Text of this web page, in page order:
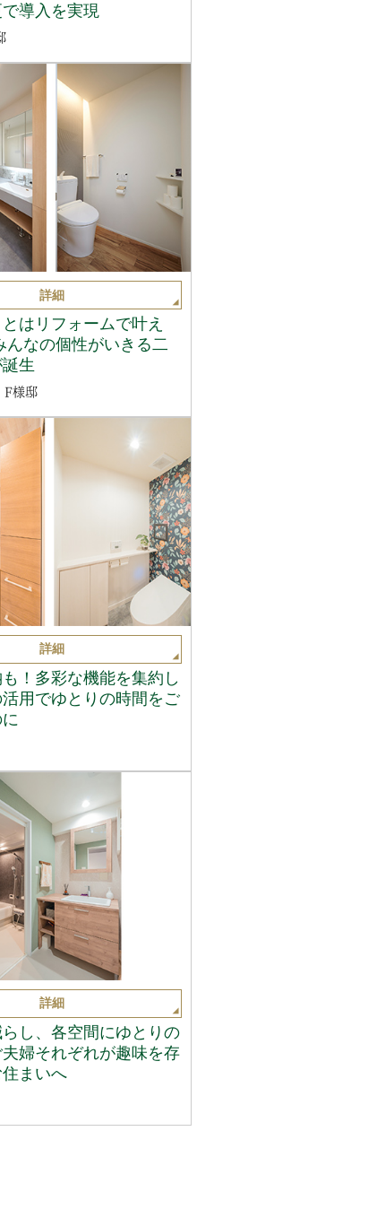
導入を実現
詳細
はリフォームで叶え
んなの個性がいきる二
生
F様邸
詳細
！多彩な機能を集約し
用でゆとりの時間をご
詳細
し、各空間にゆとりの
婦それぞれが趣味を存
まいへ